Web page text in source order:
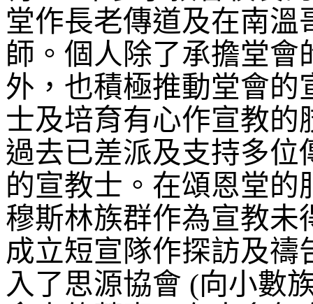
堂作長老傳道及在南
師。個人除了承擔堂
外，也積極推動堂會的
士及培育有心作宣教的
過去已差派及支持多位
的宣教士。在頌恩堂
穆斯林族群作為宣教未
成立短宣隊作探訪及
入了思源協會 (向小數